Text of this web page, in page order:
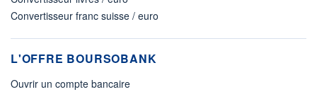
Convertisseur franc suisse / euro
L'OFFRE BOURSOBANK
Ouvrir un compte bancaire